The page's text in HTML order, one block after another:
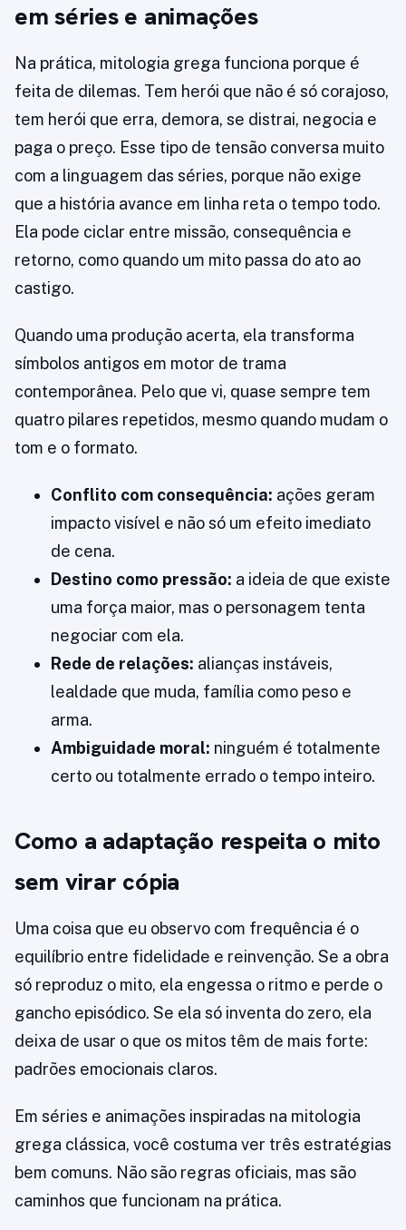
em séries e animações
Na prática, mitologia grega funciona porque é
feita de dilemas. Tem herói que não é só corajoso,
tem herói que erra, demora, se distrai, negocia e
paga o preço. Esse tipo de tensão conversa muito
com a linguagem das séries, porque não exige
que a história avance em linha reta o tempo todo.
Ela pode ciclar entre missão, consequência e
retorno, como quando um mito passa do ato ao
castigo.
Quando uma produção acerta, ela transforma
símbolos antigos em motor de trama
contemporânea. Pelo que vi, quase sempre tem
quatro pilares repetidos, mesmo quando mudam o
tom e o formato.
Conflito com consequência: ações geram
impacto visível e não só um efeito imediato
de cena.
Destino como pressão: a ideia de que existe
uma força maior, mas o personagem tenta
negociar com ela.
Rede de relações: alianças instáveis,
lealdade que muda, família como peso e
arma.
Ambiguidade moral: ninguém é totalmente
certo ou totalmente errado o tempo inteiro.
Como a adaptação respeita o mito
sem virar cópia
Uma coisa que eu observo com frequência é o
equilíbrio entre fidelidade e reinvenção. Se a obra
só reproduz o mito, ela engessa o ritmo e perde o
gancho episódico. Se ela só inventa do zero, ela
deixa de usar o que os mitos têm de mais forte:
padrões emocionais claros.
Em séries e animações inspiradas na mitologia
grega clássica, você costuma ver três estratégias
bem comuns. Não são regras oficiais, mas são
caminhos que funcionam na prática.